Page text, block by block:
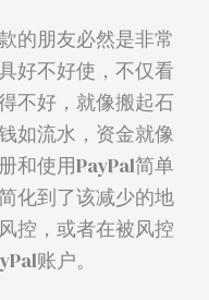
的朋友必然是非常
好不好使，不仅看
不好，就像搬起石
如流水，资金就像
和使用PayPal简单
化到了该减少的地
控，或者在被风控
账户。